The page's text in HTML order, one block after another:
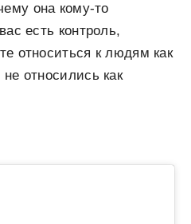
она кому-то
есть контроль,
относиться к людям как
относились как